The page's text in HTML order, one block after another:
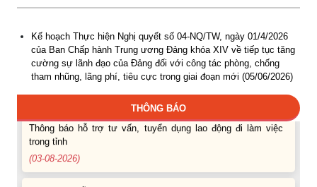
Kế hoạch Thực hiện Nghị quyết số 04-NQ/TW, ngày 01/4/2026
của Ban Chấp hành Trung ương Đảng khóa XIV về tiếp tục tăng
cường sự lãnh đạo của Đảng đối với công tác phòng, chống
tham nhũng, lãng phí, tiêu cực trong giai đoạn mới (05/06/2026)
THÔNG BÁO
Thông báo Tuyển lao động Việt Nam vào các vị trí dự kiến
(07-08-2026)
Thông báo các khóa đào tạo năm học 2026-2027
Thông báo hỗ trợ tư vấn, tuyển dụng lao động đi làm việc
trong tỉnh
(03-08-2026)